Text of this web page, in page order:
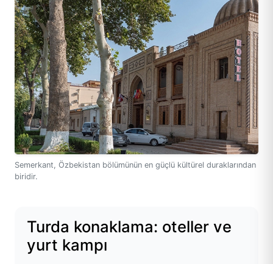
Semerkant, Özbekistan bölümünün en güçlü kültürel duraklarından
biridir.
Turda konaklama: oteller ve
yurt kampı